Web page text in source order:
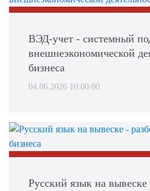
ВЭД-учет - системный
внешнеэкономической
бизнеса
04.06.2026 10:00:00
Русский язык на